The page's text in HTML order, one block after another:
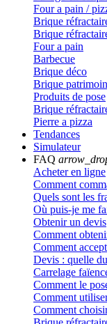
Four a pain /
Brique
Brique
Four a pain
Barbecue
Brique déco
Brique
Produits de pose
Brique
Pierre a pizza
Tendances
Simulateur
FAQ
Acheter en ligne
Comment
Quels sont les
Où puis-je me
Obtenir un devis
Comment
Comment
Devis : quelle
Carrelage
Comment le
Comment
Comment